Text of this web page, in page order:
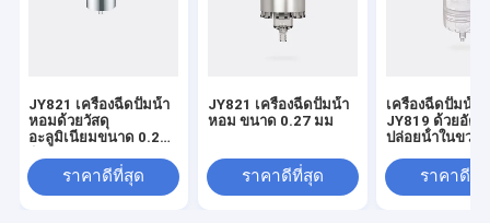
JY821 เครื่องฉีดปั๊มน้ํา
หอมด้วยวัสดุ
อะลูมิเนียมขนาด 0.2
ราคาดีที่สุด
JY821 เครื่องฉีดปั๊มน้ํา
หอม ขนาด 0.27 มม
ราคาดีที่สุด
เครื่องฉีดปั๊มน้ํา
JY819 ด้วยอัตร
ปล่อยน้ําในขวด
ราคาดีที่